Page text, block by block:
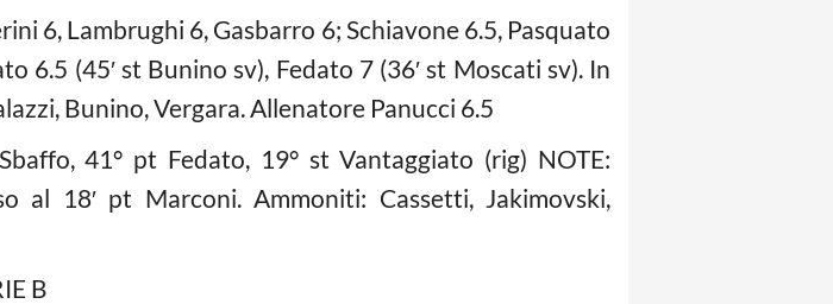
6, Lambrughi 6, Gasbarro 6; Schiavone 6.5, Pasquato
6.5 (45′ st Bunino sv), Fedato 7 (36′ st Moscati sv). In
Bunino, Vergara. Allenatore Panucci 6.5
41° pt Fedato, 19° st Vantaggiato (rig) NOTE:
al 18′ pt Marconi. Ammoniti: Cassetti, Jakimovski,
B